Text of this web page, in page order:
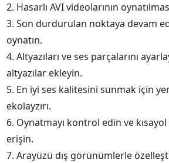
2. Hasarlı AVI videolarının
3. Son durdurulan noktaya devam
oynatın.
4. Altyazıları ve ses parçalarını
altyazılar ekleyin.
5. En iyi ses kalitesini sunmak için
ekolayzırı.
6. Oynatmayı kontrol edin ve
erişin.
7. Arayüzü dış görünümlerle